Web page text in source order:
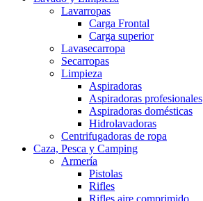
Lavarropas
Carga Frontal
Carga superior
Lavasecarropa
Secarropas
Limpieza
Aspiradoras
Aspiradoras profesionales
Aspiradoras domésticas
Hidrolavadoras
Centrifugadoras de ropa
Caza, Pesca y Camping
Armería
Pistolas
Rifles
Rifles aire comprimido